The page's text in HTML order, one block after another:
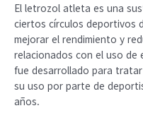
El letrozol atleta es una
ciertos círculos deportivos
mejorar el rendimiento y
relacionados con el uso de
fue desarrollado para
su uso por parte de
años.